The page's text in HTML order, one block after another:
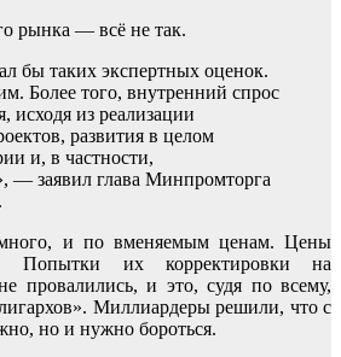
рынка — всё не так.
бы таких экспертных оценок.
Более того, внутренний спрос
исходя из реализации
развития в целом
и, в частности,
— заявил глава Минпромторга
и по вменяемым ценам. Цены
Попытки их корректировки на
провалились, и это, судя по всему,
Миллиардеры решили, что с
но и нужно бороться.